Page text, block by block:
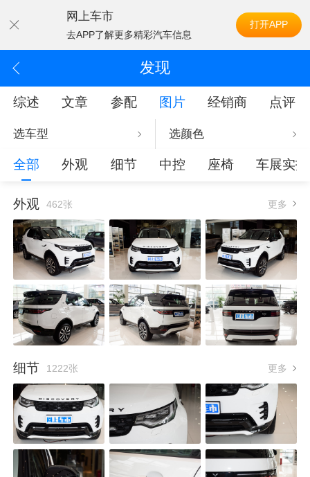
网上车市
去APP了解更多精彩汽车信息
打开APP
发现
综述 文章 参配 图片 经销商 点评
选车型 选颜色
全部 外观 细节 中控 座椅 车展实拍
外观 462张 更多
细节 1222张 更多